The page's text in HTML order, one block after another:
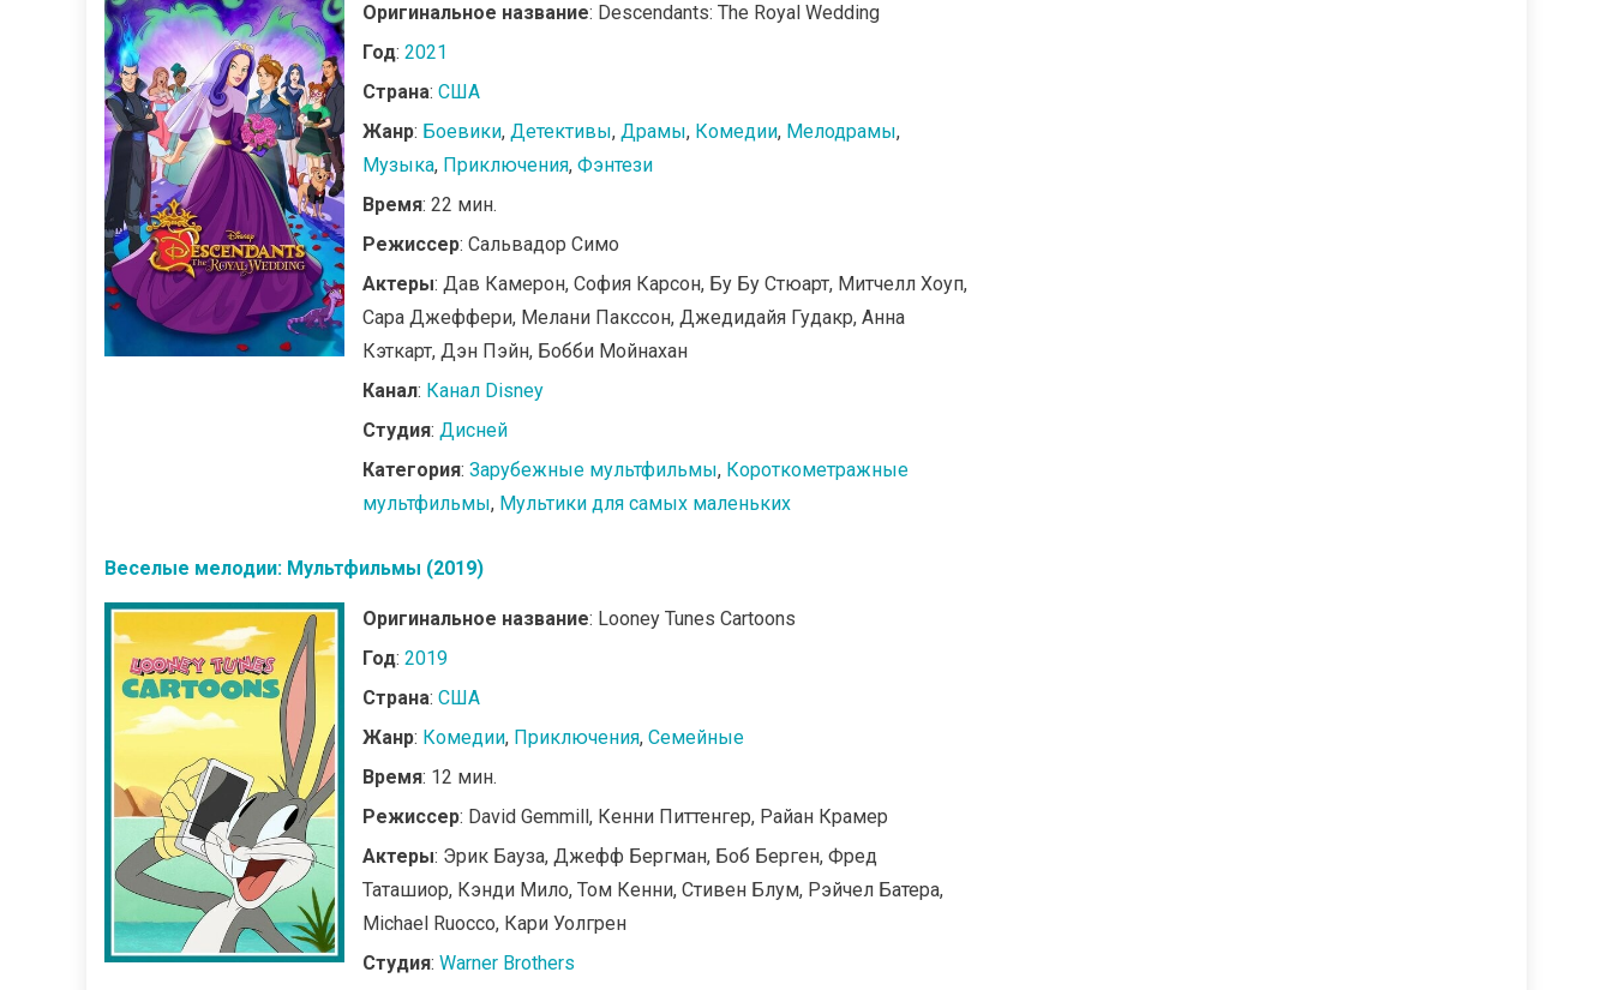
Оригинальное название: Descendants: The Royal Wedding
Год: 2021
Страна: США
Жанр: Боевики, Детективы, Драмы, Комедии, Мелодрамы,
Музыка, Приключения, Фэнтези
Время: 22 мин.
Режиссер: Сальвадор Симо
Актеры: Дав Камерон, София Карсон, Бу Бу Стюарт, Митчелл Хоуп,
Сара Джеффери, Мелани Пакссон, Джедидайя Гудакр, Анна
Кэткарт, Дэн Пэйн, Бобби Мойнахан
Канал: Канал Disney
Студия: Дисней
Категория: Зарубежные мультфильмы, Короткометражные
мультфильмы, Мультики для самых маленьких
Веселые мелодии: Мультфильмы (2019)
Оригинальное название: Looney Tunes Cartoons
Год: 2019
Страна: США
Жанр: Комедии, Приключения, Семейные
Время: 12 мин.
Режиссер: David Gemmill, Кенни Питтенгер, Райан Крамер
Актеры: Эрик Бауза, Джефф Бергман, Боб Берген, Фред
Таташиор, Кэнди Мило, Том Кенни, Стивен Блум, Рэйчел Батера,
Michael Ruocco, Кари Уолгрен
Студия: Warner Brothers